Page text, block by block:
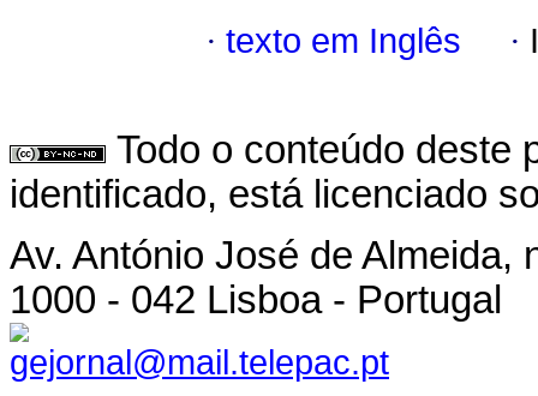
· texto em Inglês ·
Todo o conteúdo deste
identificado, está licenciado
Av. António José de Almeida,
1000 - 042 Lisboa - Portugal
gejornal@mail.telepac.pt